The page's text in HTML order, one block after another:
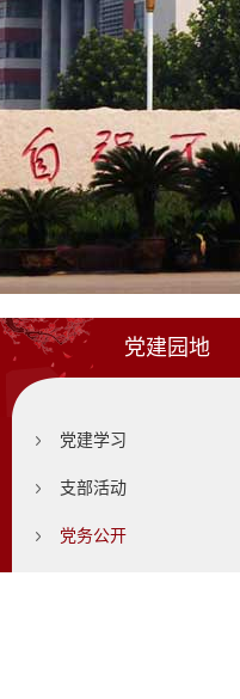
党建园地
党建学习
支部活动
党务公开